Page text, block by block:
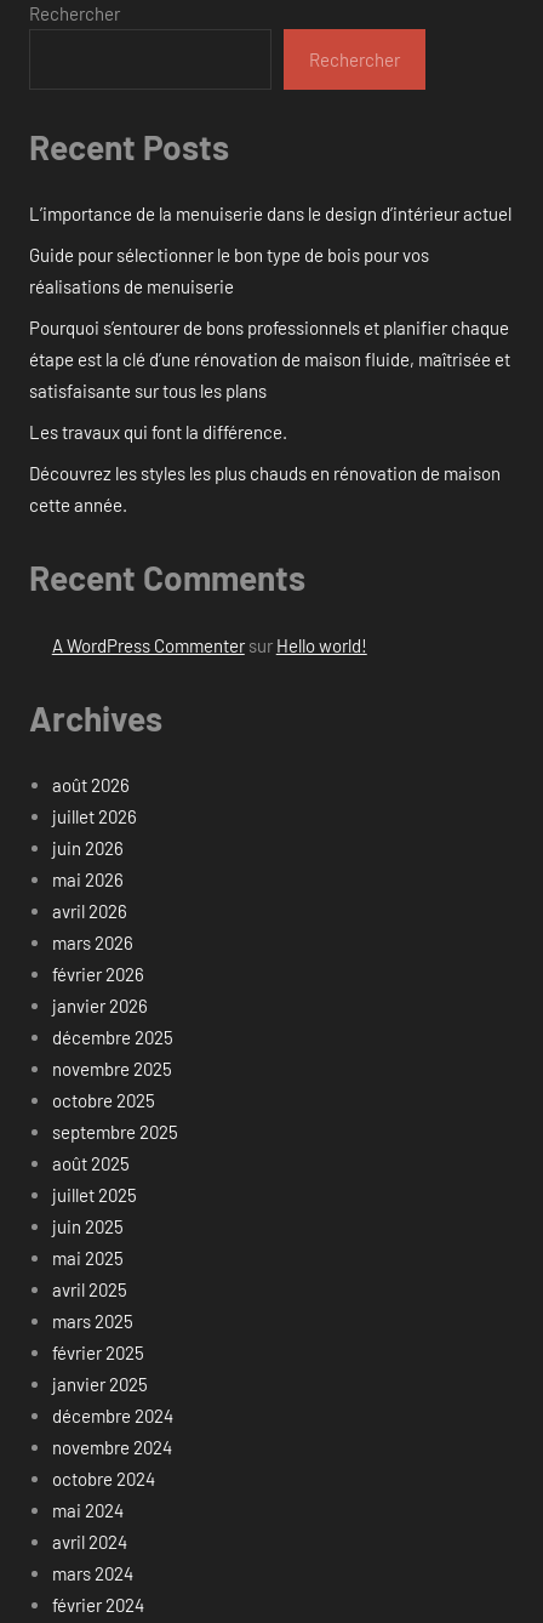
Rechercher
Rechercher
Recent Posts
L’importance de la menuiserie dans le design d’intérieur actuel
Guide pour sélectionner le bon type de bois pour vos
réalisations de menuiserie
Pourquoi s’entourer de bons professionnels et planifier chaque
étape est la clé d’une rénovation de maison fluide, maîtrisée et
satisfaisante sur tous les plans
Les travaux qui font la différence.
Découvrez les styles les plus chauds en rénovation de maison
cette année.
Recent Comments
A WordPress Commentersur Hello world!
Archives
août 2026
juillet 2026
juin 2026
mai 2026
avril 2026
mars 2026
février 2026
janvier 2026
décembre 2025
novembre 2025
octobre 2025
septembre 2025
août 2025
juillet 2025
juin 2025
mai 2025
avril 2025
mars 2025
février 2025
janvier 2025
décembre 2024
novembre 2024
octobre 2024
mai 2024
avril 2024
mars 2024
février 2024